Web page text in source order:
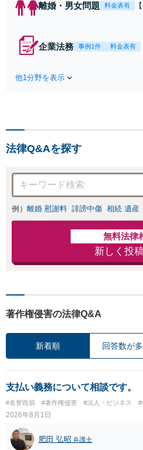
離婚・男女問題 料金表有
企業法務 事例1件 料金表有
他1分野を表示
法律Q&Aを探す
例） 離婚 慰謝料 誹謗中傷 相続 遺産
無料法律
新しく投
著作権侵害の法律Q&A
新着順 回答数が
支払い義務について相談です。
#名誉毀損 #著作権侵害 #法人・ビジネス #
2026年8月1日
肥田 弘昭 弁護士